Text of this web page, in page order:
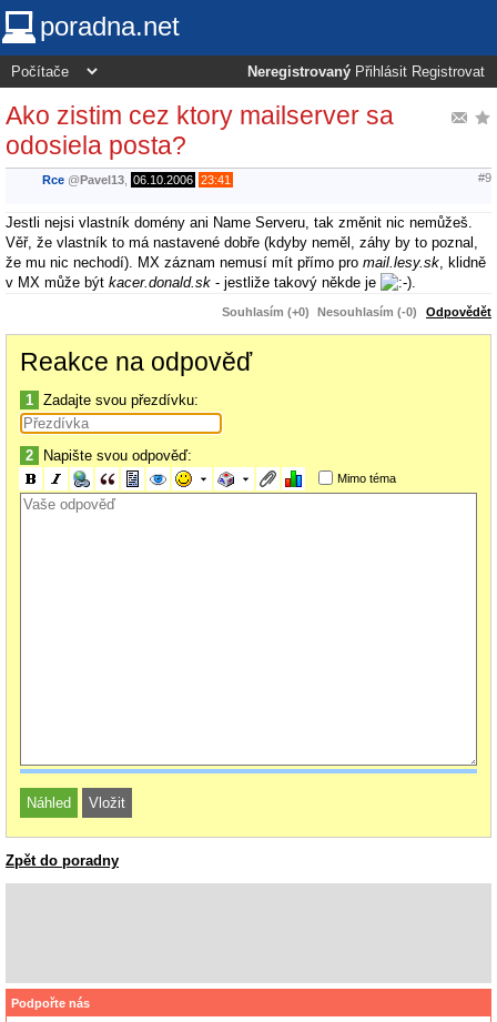
poradna.net
Neregistrovaný Přihlásit Registrovat
Ako zistim cez ktory mailserver sa
odosiela posta?
Rce @Pavel13 06.10.2006 23:41 #9
Jestli nejsi vlastník domény ani Name Serveru, tak změnit nic nemůžeš.
Věř, že vlastník to má nastavené dobře (kdyby neměl, záhy by to poznal,
že mu nic nechodí). MX záznam nemusí mít přímo pro mail.lesy.sk , klidně
v MX může být kacer.donald.sk - jestliže takový někde je
Souhlasím (+0) Nesouhlasím (-0) Odpovědět
Reakce na odpověď
1 Zadajte svou přezdívku:
2 Napište svou odpověď:
Mimo téma
Zpět do poradny
Podpořte nás